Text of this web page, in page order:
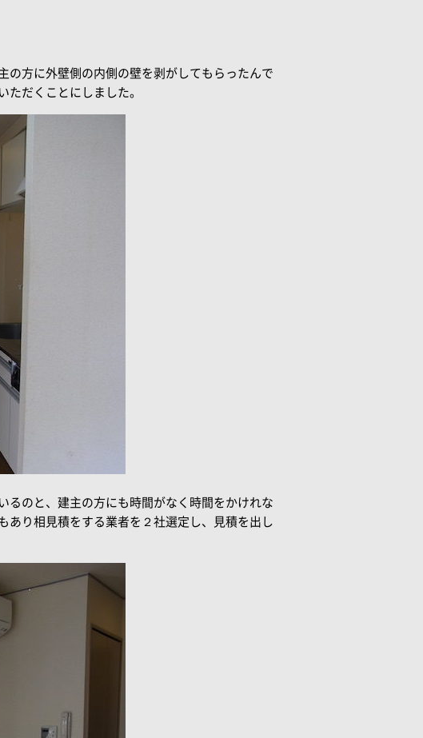
の方に外壁側の内側の壁を剥がしてもらったんで
ただくことにしました。
るのと、建主の方にも時間がなく時間をかけれな
あり相見積をする業者を２社選定し、見積を出し